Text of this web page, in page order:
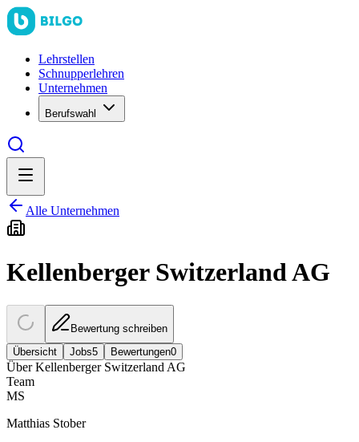
Lehrstellen
Schnupperlehren
Unternehmen
Berufswahl
Alle Unternehmen
Kellenberger Switzerland AG
Bewertung schreiben
Übersicht
Jobs5 Bewertungen0
ÜberKellenberger Switzerland AG
Team
MS
Matthias Stober